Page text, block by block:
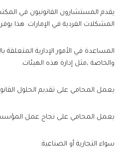
يقدم المستشارون القانونيون في
المشكلات الفردية في الإمارات. هذا
المساعدة في الأمور الإدارية
والخاصة ،مثل إدارة هذه الهيئات.
يعمل المحامي على تقديم الحلول
يعمل المحامي على نجاح عمل المؤسسة
سواء التجارية أو الصناعية.